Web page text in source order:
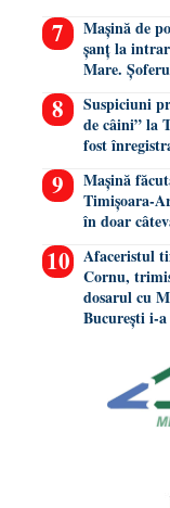
Mașină de
șanț la
Mare.
Suspiciuni
de câini” la
fost
Mașină
Timișoara-
în doar
Afaceristul
Cornu,
dosarul cu
București i-